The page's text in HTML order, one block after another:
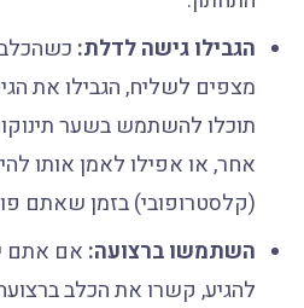
הגבילו גישה לדלת:כשהכלב
מצפים לשליח, הגבילו את
תוכלו להשתמש בשער
אחר, או אפילו לאמן אותו
(קלסטרופובי) בזמן שאתם
השתמשו ברצועה:אם אתם
להגיע, קשרו את הכלב